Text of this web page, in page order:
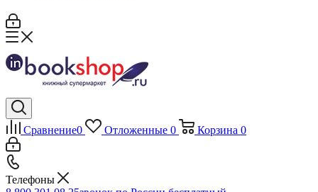
Сравнение0 Отложенные 0 Корзина 0
Телефоны